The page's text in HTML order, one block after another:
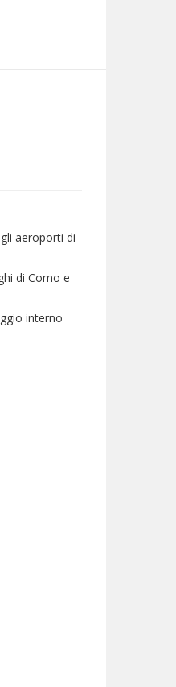
aeroporti di
di Como e
interno